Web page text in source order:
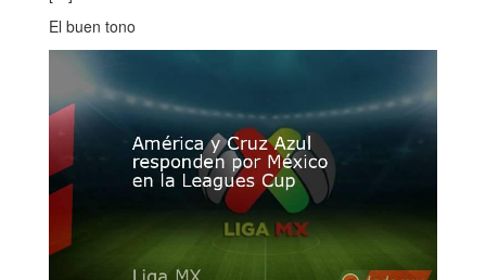
El buen tono